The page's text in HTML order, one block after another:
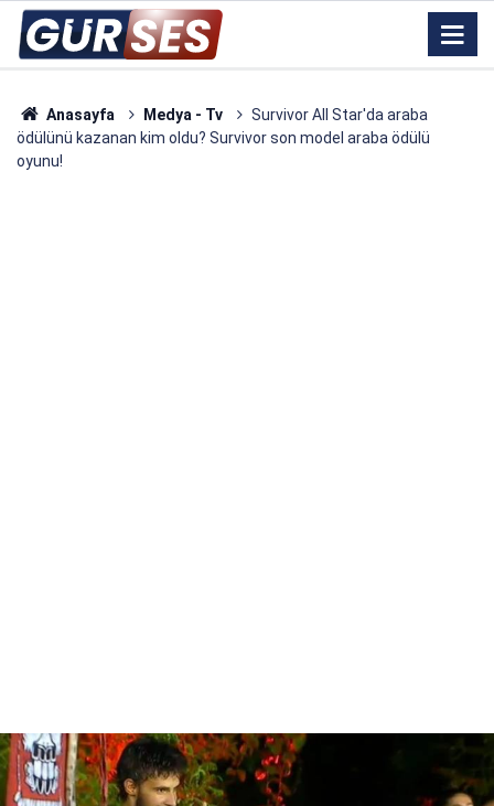
Anasayfa Medya - Tv
Survivor All Star'da araba
ödülünü kazanan kim oldu? Survivor son model araba ödülü
oyunu!